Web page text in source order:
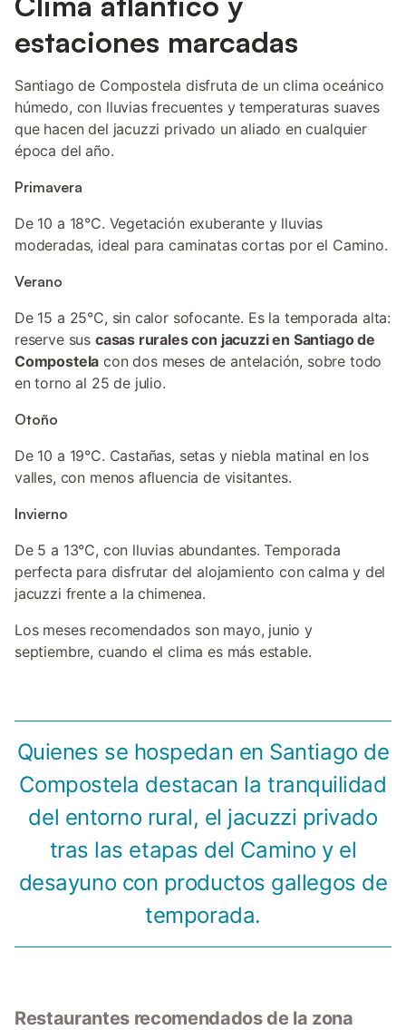
estaciones marcadas
Santiago de Compostela disfruta de un clima oceánico
húmedo, con lluvias frecuentes y temperaturas suaves
que hacen del jacuzzi privado un aliado en cualquier
época del año.
Primavera
De 10 a 18°C. Vegetación exuberante y lluvias
moderadas, ideal para caminatas cortas por el Camino.
Verano
De 15 a 25°C, sin calor sofocante. Es la temporada alta:
reserve sus casas rurales con jacuzzi en Santiago de
Compostela con dos meses de antelación, sobre todo
en torno al 25 de julio.
Otoño
De 10 a 19°C. Castañas, setas y niebla matinal en los
valles, con menos afluencia de visitantes.
Invierno
De 5 a 13°C, con lluvias abundantes. Temporada
perfecta para disfrutar del alojamiento con calma y del
jacuzzi frente a la chimenea.
Los meses recomendados son mayo, junio y
septiembre, cuando el clima es más estable.
Quienes se hospedan en Santiago de
Compostela destacan la tranquilidad
del entorno rural, el jacuzzi privado
tras las etapas del Camino y el
desayuno con productos gallegos de
temporada.
Restaurantes recomendados de la zona